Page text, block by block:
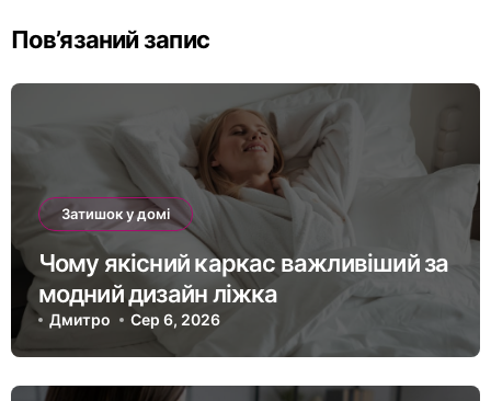
Пов’язаний запис
Затишок у домі
Чому якісний каркас важливіший за
модний дизайн ліжка
Дмитро Сер 6, 2026